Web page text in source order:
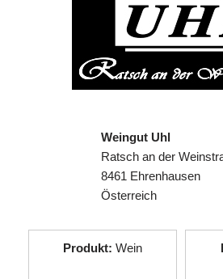
Weingut Uhl
Ratsch an der
8461 Ehrenhausen
Österreich
Produkt: Wein